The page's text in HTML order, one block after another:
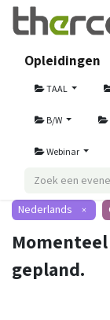
Opleidingen
TAAL
B/W
Webinar
Nederlands ×
gepland.